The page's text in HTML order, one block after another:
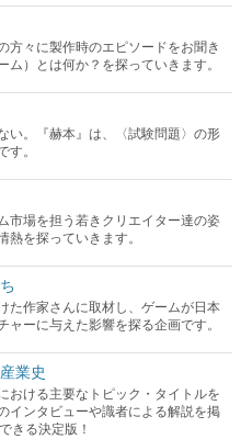
方々に製作時のエピソードをお聞き
ム）とは何か？を探っていきます。
い。『赫本』は、〈試験問題〉の形
。
市場を担う若きクリエイター達の姿
を探っていきます。
た作家さんに取材し、ゲームが日本
ーに与えた影響を探る企画です。
業史
おける主要なトピック・タイトルを
インタビューや識者による解説を掲
きる決定版！